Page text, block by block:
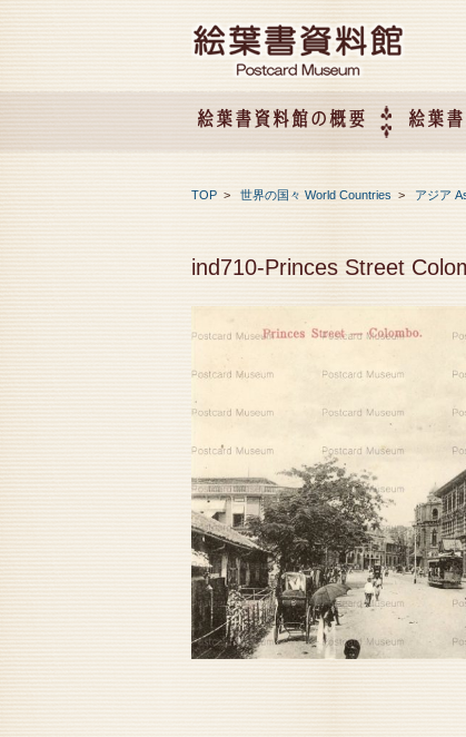
絵葉書資料館の概要 絵葉
TOP > 世界の国々 World Countries > アジア
ind710-Princes Street